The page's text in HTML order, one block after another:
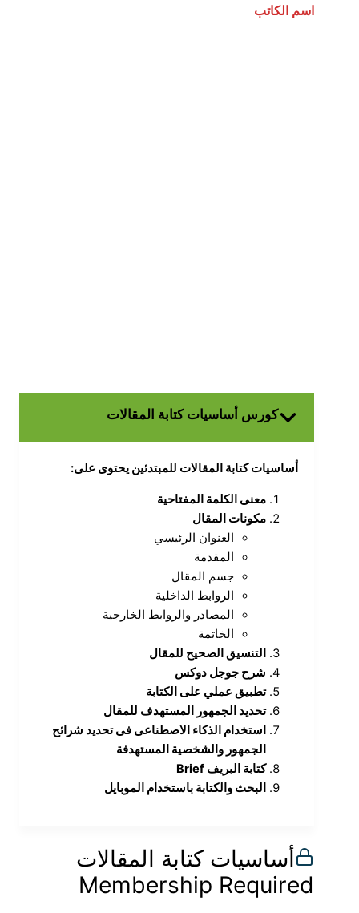
اسم الكاتب
كورس أساسيات كتابة المقالات
أساسيات كتابة المقالات للمبتدئين يحتوى على:
معنى الكلمة المفتاحية
مكونات المقال
العنوان الرئيسي
المقدمة
جسم المقال
الروابط الداخلية
المصادر والروابط الخارجية
الخاتمة
التنسيق الصحيح للمقال
شرح جوجل دوكس
تطبيق عملي على الكتابة
تحديد الجمهور المستهدف للمقال
استخدام الذكاء الاصطناعى فى تحديد شرائح
الجمهور والشخصية المستهدفة
كتابة البريف Brief
البحث والكتابة باستخدام الموبايل
أساسيات كتابة المقالات
Membership Required